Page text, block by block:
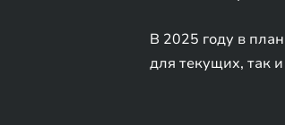
В 2025 году в
для текущих, так